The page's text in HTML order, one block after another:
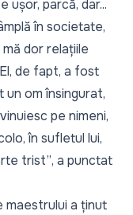
ușor, parcă, dar...
în societate,
dor relațiile
de fapt, a fost
om însingurat,
pe nimeni,
în sufletul lui,
trist”, a punctat
maestrului a ținut